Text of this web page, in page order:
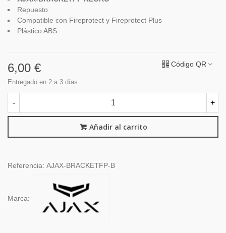
Repuesto
Compatible con Fireprotect y Fireprotect Plus
Plástico ABS
6,00 €
Entregado en 2 a 3 días
Código QR
- +
Añadir al carrito
Referencia: AJAX-BRACKETFP-B
Marca: